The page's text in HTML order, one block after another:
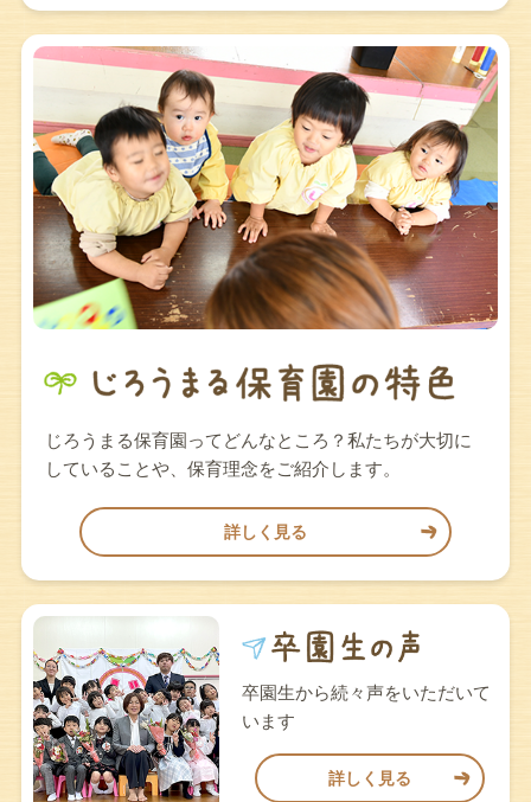
じろうまる保育園ってどんなところ？私たちが大切に
していることや、保育理念をご紹介します。
詳しく見る
卒園生から続々声をいただいて
います
詳しく見る